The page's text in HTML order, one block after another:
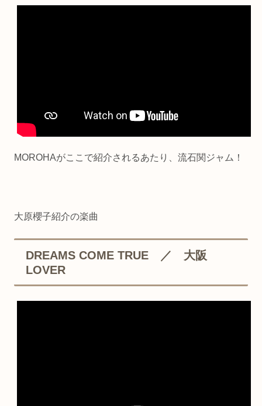
MOROHAがここで紹介されるあたり、流石関ジャム！
大原櫻子紹介の楽曲
DREAMS COME TRUE ／ 大阪
LOVER